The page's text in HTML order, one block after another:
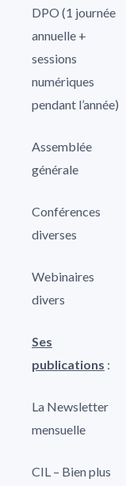
DPO (1 journée
annuelle +
sessions
numériques
pendant l’année)
Assemblée
générale
Conférences
diverses
Webinaires
divers
Ses
publications :
La Newsletter
mensuelle
CIL – Bien plus